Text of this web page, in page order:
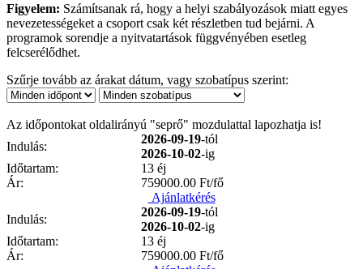
Figyelem: Számítsanak rá, hogy a helyi szabályozások miatt egyes
nevezetességeket a csoport csak két részletben tud bejárni. A
programok sorendje a nyitvatartások függvényében esetleg
felcserélődhet.
Szűrje tovább az árakat dátum, vagy szobatípus szerint:
Az időpontokat oldalirányú "seprő" mozdulattal lapozhatja is!
Indulás:
2026-09-19-tól
2026-10-02-ig
Időtartam:
13 éj
Ár:
759000.00 Ft/fő
Ajánlatkérés
Indulás:
2026-09-19-tól
2026-10-02-ig
Időtartam:
13 éj
Ár:
759000.00 Ft/fő